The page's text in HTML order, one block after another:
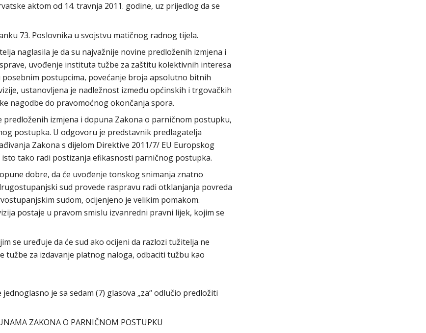
aktom od 14. travnja 2011. godine, uz prijedlog da se
73. Poslovnika u svojstvu matičnog radnog tijela.
naglasila je da su najvažnije novine predloženih izmjena i
uvođenje instituta tužbe za zaštitu kolektivnih interesa
postupcima, povećanje broja apsolutno bitnih
ustanovljena je nadležnost između općinskih i trgovačkih
nagodbe do pravomoćnog okončanja spora.
izmjena i dopuna Zakona o parničnom postupku,
postupka. U odgovoru je predstavnik predlagatelja
Zakona s dijelom Direktive 2011/7/ EU Europskog
isto tako radi postizanja efikasnosti parničnog postupka.
dobre, da će uvođenje tonskog snimanja znatno
sud provede raspravu radi otklanjanja povreda
sudom, ocijenjeno je velikim pomakom.
postaje u pravom smislu izvanredni pravni lijek, kojim se
se uređuje da će sud ako ocijeni da razlozi tužitelja ne
za izdavanje platnog naloga, odbaciti tužbu kao
je sa sedam (7) glasova „za“ odlučio predložiti
ZAKONA O PARNIČNOM POSTUPKU